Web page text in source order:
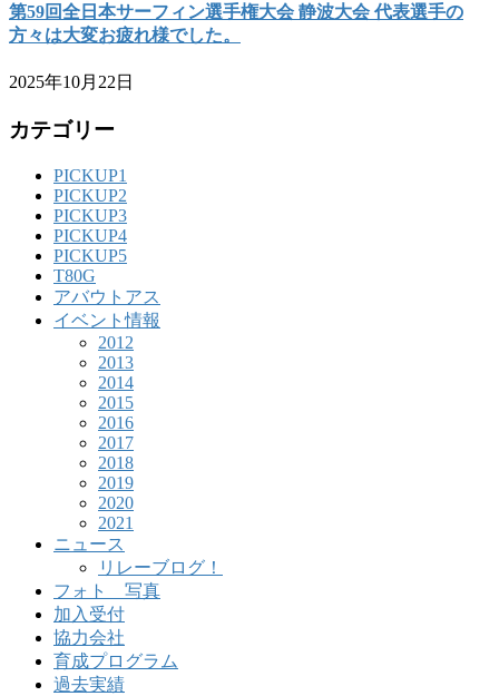
第59回全日本サーフィン選手権大会 静波大会 代表選手の
方々は大変お疲れ様でした。
2025年10月22日
カテゴリー
PICKUP1
PICKUP2
PICKUP3
PICKUP4
PICKUP5
T80G
アバウトアス
イベント情報
2012
2013
2014
2015
2016
2017
2018
2019
2020
2021
ニュース
リレーブログ！
フォト 写真
加入受付
協力会社
育成プログラム
過去実績